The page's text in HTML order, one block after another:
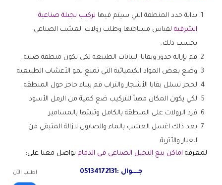
بداية حدد المنطقة التي سيتم فيها تركيب نجيلة صناعية
الشرقية لقياس مساحتها وطلب رولات العشب الصناعي
بحسب ذلك.
قم بإزالة جذور وبقايا النباتات الطبيعة لكي تكون منطقة صلبة.
وضع بعض المواد الكيميائية التي تمنع نمو الأعشاب الطبيعية.
لحجز تسلل بقايا الأشجار والتراب قم ببناء حاجز حول المنطقة .
لكي يكون المكان مهيأ للتركيب ضع كمية من الرمل الأسود.
فرد الرولات على المنطقة بالكامل وثبيتها بالمسامير.
بعد ذلك اغسل العشب بالماء والصابون لازالة المتبقي من
الغبار والأتربة.
لمعرفة اماكن بيع النجيل الصناعي في الدمام تواصل معنا على:
جــــوال :05134172131 اطلب الأن